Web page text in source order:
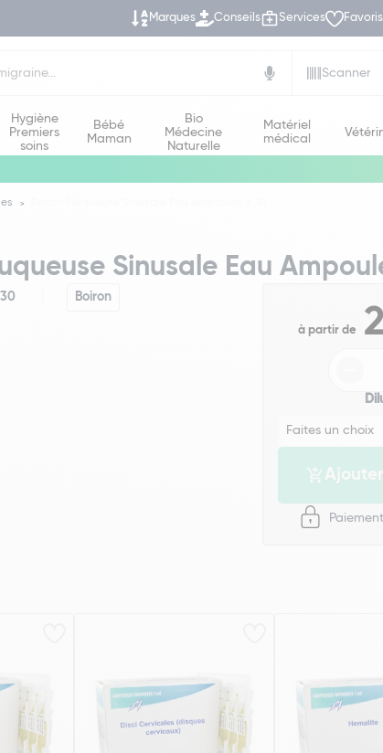
Marques Conseils Services Favoris
Scanner
Hygiène
Premiers
soins
Bébé
Maman
Bio
Médecine
Naturelle
Matériel
médical
Sinusale Eau
Boiron
à partir de
Paiement